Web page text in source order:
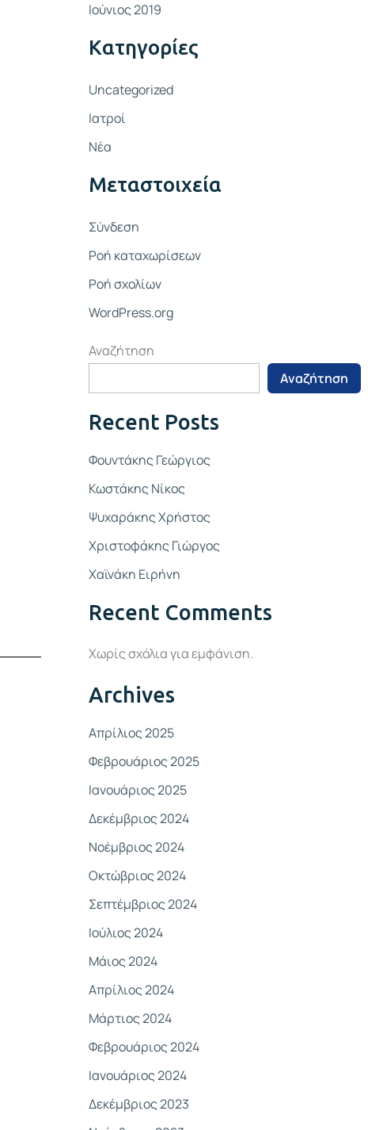
Ιούνιος 2019
Kατηγορίες
Uncategorized
Ιατροί
Νέα
Μεταστοιχεία
Σύνδεση
Ροή καταχωρίσεων
Ροή σχολίων
WordPress.org
Αναζήτηση
Αναζήτηση
Recent Posts
Φουντάκης Γεώργιος
Κωστάκης Νίκος
Ψυχαράκης Χρήστος
Χριστοφάκης Γιώργος
Χαϊνάκη Ειρήνη
Recent Comments
Χωρίς σχόλια για εμφάνιση.
Archives
Απρίλιος 2025
Φεβρουάριος 2025
Ιανουάριος 2025
Δεκέμβριος 2024
Νοέμβριος 2024
Οκτώβριος 2024
Σεπτέμβριος 2024
Ιούλιος 2024
Μάιος 2024
Απρίλιος 2024
Μάρτιος 2024
Φεβρουάριος 2024
Ιανουάριος 2024
Δεκέμβριος 2023